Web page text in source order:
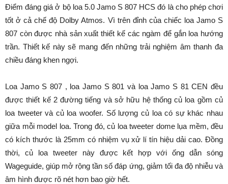
Điểm đáng giá ở bộ loa 5.0 Jamo S 807 HCS đó là cho phép chơi
tốt ở cả chế độ Dolby Atmos. Vì trên đỉnh của chiếc loa Jamo S
807 còn được nhà sản xuất thiết kế các ngàm để gắn loa hướng
trần. Thiết kế này sẽ mang đến những trải nghiệm âm thanh đa
chiều đáng khen ngợi.
Loa Jamo S 807 , loa Jamo S 801 và loa Jamo S 81 CEN đều
được thiết kế 2 đường tiếng và sở hữu hệ thống củ loa gồm củ
loa tweeter và củ loa woofer. Số lượng củ loa có sự khác nhau
giữa mỗi model loa. Trong đó, củ loa tweeter dome lụa mềm, đều
có kích thước là 25mm có nhiệm vụ xử lí tín hiệu dải cao. Đồng
thời, củ loa tweeter này được kết hợp với ống dẫn sóng
Wageguide, giúp mở rộng tần số đáp ứng, giảm tối đa độ nhiễu và
âm hình được rõ nét hơn bao giờ hết.